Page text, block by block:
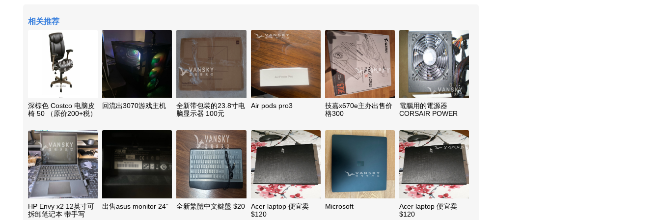
相关推荐
深棕色 Costco 电脑皮
椅 50 （原价200+税）
回流出3070游戏主机
全新带包装的23.8寸电
脑显示器 100元
Air pods pro3
技嘉x670e主办出售价
格300
電腦用的電源器
CORSAIR POWER
(CS550M)
HP Envy x2 12英寸可
拆卸笔记本 带手写
出售asus monitor 24” 全新繁體中文鍵盤 $20
Acer laptop 便宜卖
$120
Microsoft
Acer laptop 便宜卖
$120